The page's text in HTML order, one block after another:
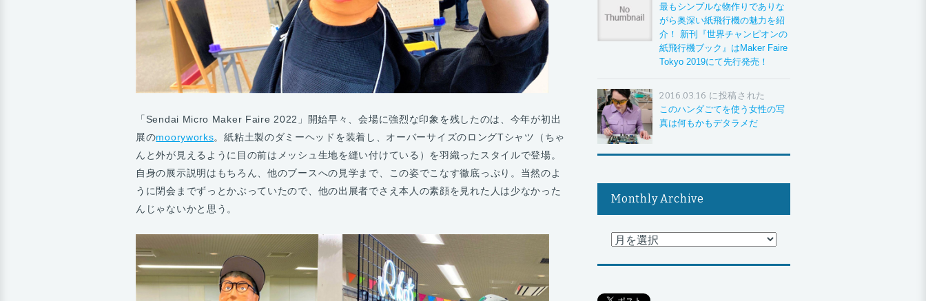
「Sendai Micro Maker Faire 2022」開始早々、会場に強烈な印象を残したのは、今年が初出
展のmooryworks。紙粘土製のダミーヘッドを装着し、オーバーサイズのロングTシャツ（ちゃ
んと外が見えるように目の前はメッシュ生地を縫い付けている）を羽織ったスタイルで登場。
自身の展示説明はもちろん、他のブースへの見学まで、この姿でこなす徹底っぷり。当然のよ
うに閉会までずっとかぶっていたので、他の出展者でさえ本人の素顔を見れた人は少なかった
んじゃないかと思う。
最もシンプルな物作りでありな
がら奥深い紙飛行機の魅力を紹
介！ 新刊『世界チャンピオンの
紙飛行機ブック』はMaker Faire
Tokyo 2019にて先行発売！
2016.03.16 に投稿された
このハンダごてを使う女性の写
真は何もかもデタラメだ
Monthly Archive